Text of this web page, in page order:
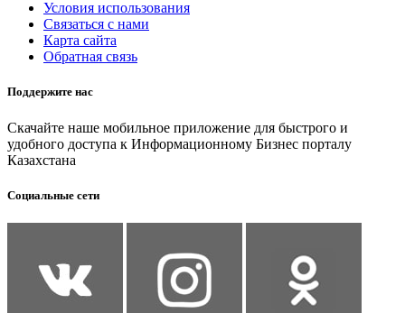
Условия использования
Связаться с нами
Карта сайта
Обратная связь
Поддержите нас
Скачайте наше мобильное приложение для быстрого и
удобного доступа к Информационному Бизнес порталу
Казахстана
Социальные сети